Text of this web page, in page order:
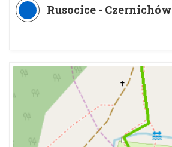
Rusocice - Czernichów